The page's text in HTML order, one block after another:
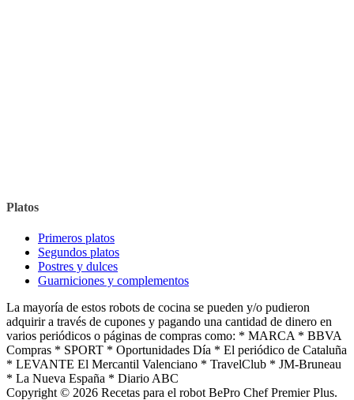
Platos
Primeros platos
Segundos platos
Postres y dulces
Guarniciones y complementos
La mayoría de estos robots de cocina se pueden y/o pudieron
adquirir a través de cupones y pagando una cantidad de dinero en
varios periódicos o páginas de compras como: * MARCA * BBVA
Compras * SPORT * Oportunidades Día * El periódico de Cataluña
* LEVANTE El Mercantil Valenciano * TravelClub * JM-Bruneau
* La Nueva España * Diario ABC
Copyright © 2026 Recetas para el robot BePro Chef Premier Plus.